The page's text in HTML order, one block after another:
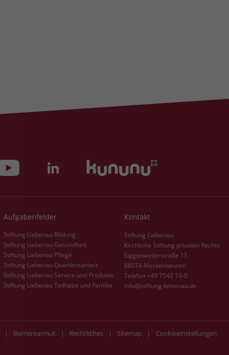
Aufgabenfelder
Stiftung Liebenau Bildung
Stiftung Liebenau Gesundheit
Stiftung Liebenau Pflege
Stiftung Liebenau Quartiersarbeit
Stiftung Liebenau Service und Produkte
Stiftung Liebenau Teilhabe und Familie
Kontakt
Stiftung Liebenau
Kirchliche Stiftung privaten Rechts
Siggenweilerstraße 11
88074 Meckenbeuren
Telefon +49 7542 10-0
info@stiftung-liebenau.de
| Barrierearmut | Rechtliches | Sitemap | Cookieeinstellungen